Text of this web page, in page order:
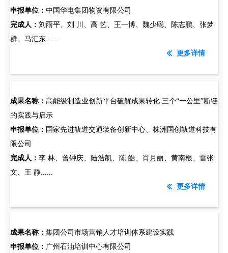
成果名称： 高能级制造业创新平台破解成果转化 三个“一公里”断链
的实践与启示
申报单位： 国家先进轨道交通装备创新中心、株洲国创轨道科技有
限公司
完成人： 李 林、曾钟庆、陆浩凯、陈 皓、肖月丽、黄南根、雷张
文、王 静......
ꅃ 更多详情
申报单位： 中国华电集团物资有限公司
完成人： 刘雨平、刘 川、高 艺、王一博、魏少聪、陈志鹏、张梦
群、马汇东......
ꅃ 更多详情
成果名称： 集团公司市场营销人才培训体系建设实践
申报单位： 广州石油培训中心有限公司